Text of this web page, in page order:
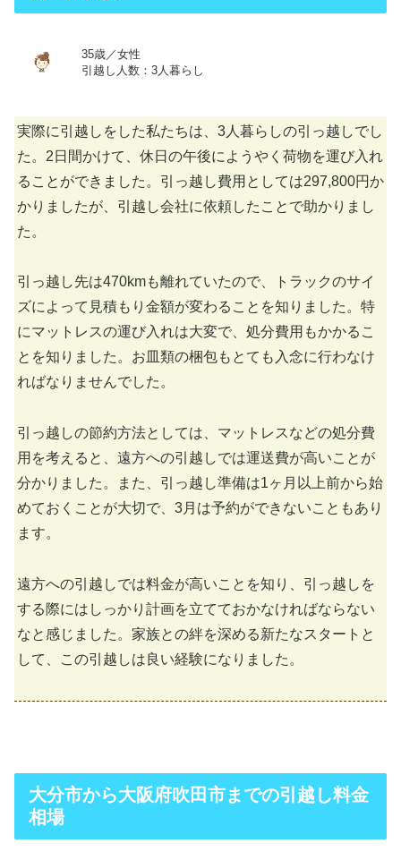
35歳／女性
引越し人数：3人暮らし
実際に引越しをした私たちは、3人暮らしの引っ越しでし
た。2日間かけて、休日の午後にようやく荷物を運び入れ
ることができました。引っ越し費用としては297,800円か
かりましたが、引越し会社に依頼したことで助かりまし
た。
引っ越し先は470kmも離れていたので、トラックのサイ
ズによって見積もり金額が変わることを知りました。特
にマットレスの運び入れは大変で、処分費用もかかるこ
とを知りました。お皿類の梱包もとても入念に行わなけ
ればなりませんでした。
引っ越しの節約方法としては、マットレスなどの処分費
用を考えると、遠方への引越しでは運送費が高いことが
分かりました。また、引っ越し準備は1ヶ月以上前から始
めておくことが大切で、3月は予約ができないこともあり
ます。
遠方への引越しでは料金が高いことを知り、引っ越しを
する際にはしっかり計画を立てておかなければならない
なと感じました。家族との絆を深める新たなスタートと
して、この引越しは良い経験になりました。
大分市から大阪府吹田市までの引越し料金
相場